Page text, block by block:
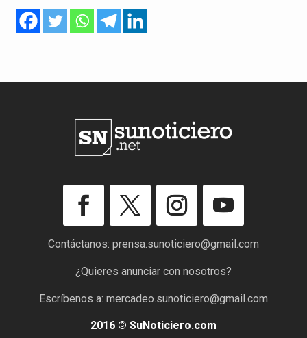
Contáctanos: prensa.sunoticiero@gmail.com
¿Quieres anunciar con nosotros?
Escríbenos a: mercadeo.sunoticiero@gmail.com
2016 © SuNoticiero.com